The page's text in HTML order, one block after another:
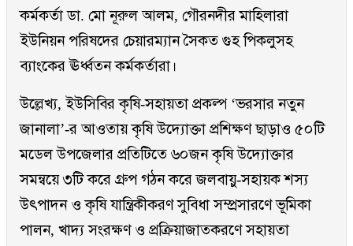
কর্মকর্তা ডা. মো নূরুল আলম, গৌরনদীর মাহিলারা
ইউনিয়ন পরিষদের চেয়ারম্যান সৈকত গুহ পিকলুসহ
ব্যাংকের ঊর্ধ্বতন কর্মকর্তারা।
উল্লেখ্য, ইউসিবির কৃষি-সহায়তা প্রকল্প ‘ভরসার নতুন
জানালা’-র আওতায় কৃষি উদ্যোক্তা প্রশিক্ষণ ছাড়াও ৫০টি
মডেল উপজেলার প্রতিটিতে ৬০জন কৃষি উদ্যোক্তার
সমন্বয়ে ৩টি করে গ্রুপ গঠন করে জলবায়ু-সহায়ক শস্য
উৎপাদন ও কৃষি যান্ত্রিকীকরণ সুবিধা সম্প্রসারণে ভূমিকা
পালন, খাদ্য সংরক্ষণ ও প্রক্রিয়াজাতকরণে সহায়তা